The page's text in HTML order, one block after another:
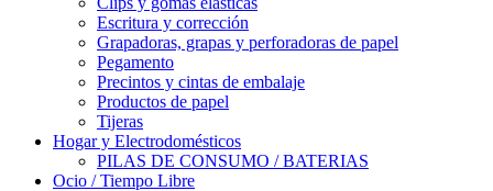
Escritura y corrección
Grapadoras, grapas y perforadoras de papel
Pegamento
Precintos y cintas de embalaje
Productos de papel
Tijeras
Hogar y Electrodomésticos
PILAS DE CONSUMO / BATERIAS
Ocio / Tiempo Libre